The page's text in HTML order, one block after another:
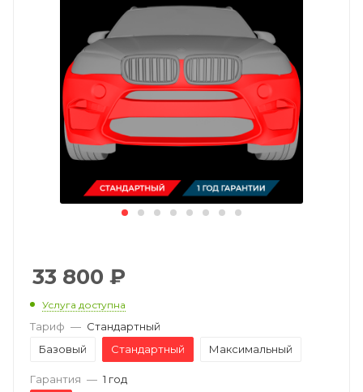
33 800 ₽
Услуга доступна
Тариф — Стандартный
Базовый
Стандартный Максимальный
Гарантия — 1 год